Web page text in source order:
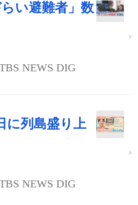
い避難者」数
NEWS DIG
に列島盛り上
NEWS DIG